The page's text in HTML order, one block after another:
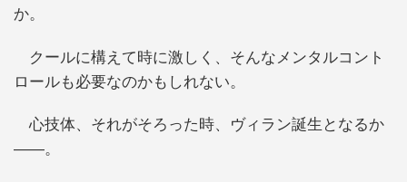
か。
クールに構えて時に激しく、そんなメンタルコント
ロールも必要なのかもしれない。
心技体、それがそろった時、ヴィラン誕生となるか
――。